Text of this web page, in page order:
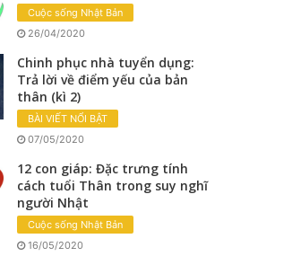
Cuộc sống Nhật Bản
26/04/2020
Chinh phục nhà tuyển dụng:
Trả lời về điểm yếu của bản
thân (kì 2)
BÀI VIẾT NỔI BẬT
07/05/2020
12 con giáp: Đặc trưng tính
cách tuổi Thân trong suy nghĩ
người Nhật
Cuộc sống Nhật Bản
16/05/2020